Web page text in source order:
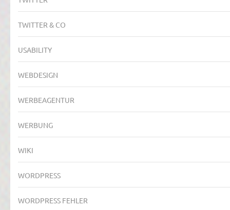
TWITTER & CO
USABILITY
WEBDESIGN
WERBEAGENTUR
WERBUNG
WIKI
WORDPRESS
WORDPRESS FEHLER